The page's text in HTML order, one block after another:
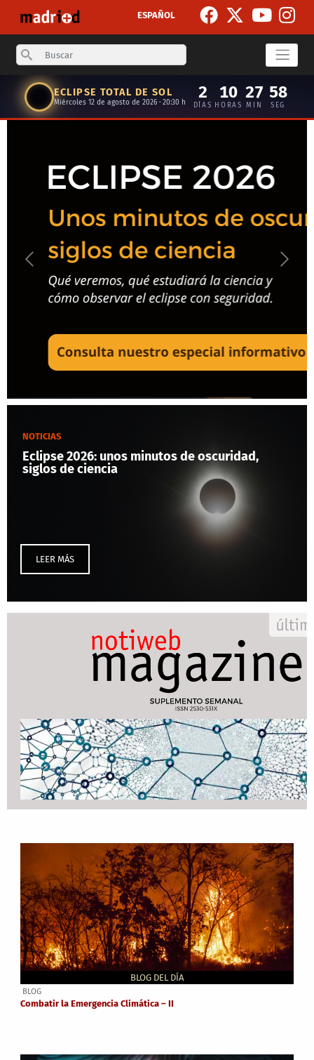
ESPAÑOL
Search
ECLIPSE TOTAL DE SOL
Miércoles 12 de agosto de 2026 · 20:30 h
2
DÍAS
10
HORAS
27
MIN
57
SEG
Anterior
NOTICIAS
Eclipse 2026: unos minutos de oscuridad,
siglos de ciencia
LEER MÁS
BLOG DEL DÍA
BLOG
Combatir la Emergencia Climática – II